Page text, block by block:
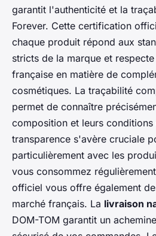
garantit l'authenticité et la
Forever. Cette certification
chaque produit répond aux
stricts de la marque et
française en matière de
cosmétiques. La traçabilité
permet de connaître
composition et leurs
transparence s'avère cruciale
particulièrement avec les
vous consommez
officiel vous offre également
marché français. La livraison
DOM-TOM garantit un